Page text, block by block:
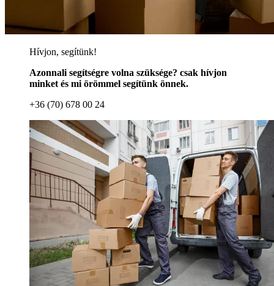
Hívjon, segítünk!
Azonnali segítségre volna szüksége? csak hívjon
minket és mi örömmel segítünk önnek.
+36 (70) 678 00 24